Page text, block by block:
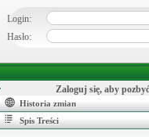
Login:
Hasło:
Zaloguj się, aby
Historia zmian
Spis Treści